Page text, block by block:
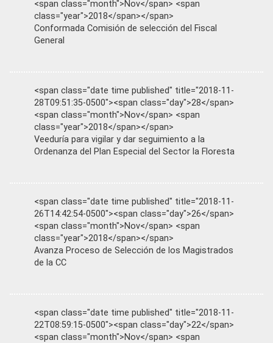
<span class="month">Nov</span> <span
class="year">2018</span></span>
Conformada Comisión de selección del Fiscal
General
<span class="date time published" title="2018-11-
28T09:51:35-0500"><span class="day">28</span>
<span class="month">Nov</span> <span
class="year">2018</span></span>
Veeduría para vigilar y dar seguimiento a la
Ordenanza del Plan Especial del Sector la Floresta
<span class="date time published" title="2018-11-
26T14:42:54-0500"><span class="day">26</span>
<span class="month">Nov</span> <span
class="year">2018</span></span>
Avanza Proceso de Selección de los Magistrados
de la CC
<span class="date time published" title="2018-11-
22T08:59:15-0500"><span class="day">22</span>
<span class="month">Nov</span> <span